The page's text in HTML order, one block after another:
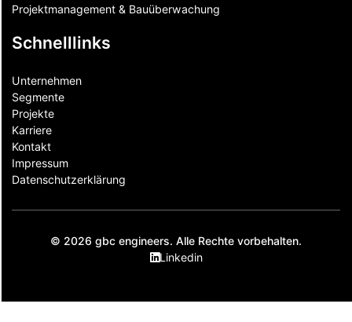
Projektmanagement & Bauüberwachung
Schnelllinks
Unternehmen
Segmente
Projekte
Karriere
Kontakt
Impressum
Datenschutzerklärung
© 2026 gbc engineers. Alle Rechte vorbehalten.
Linkedin